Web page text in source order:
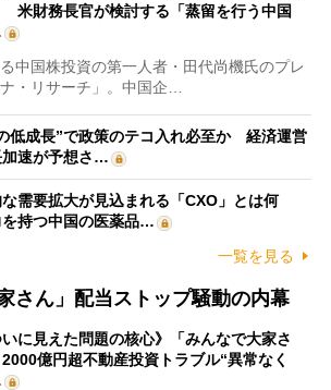
米財務長官が検討する「蒸留を行う中国
中国株投資の第一人者・田代尚機氏のプレ
・リサーチ」。中国企…
低成長”で政策のテコ入れ必至か 経済運営
加速が予想さ…
需要拡大が見込まれる「CXO」とは何
持つ中国の医薬品…
一覧を見る
さん」配当ストップ騒動の内幕
いに見えた問題の核心》「みんなで大家さ
億円超不動産投資トラブル“異常なく